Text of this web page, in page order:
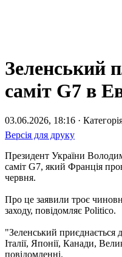
Зеленський
саміт G7 в
03.06.2026, 18:16 ·
Версія для друку
Президент України
саміт G7, який Франція
червня.
Про це заявили троє
заходу, повідомляє Politico.
"Зеленський приєднається
Італії, Японії, Канади,
повідомленні.